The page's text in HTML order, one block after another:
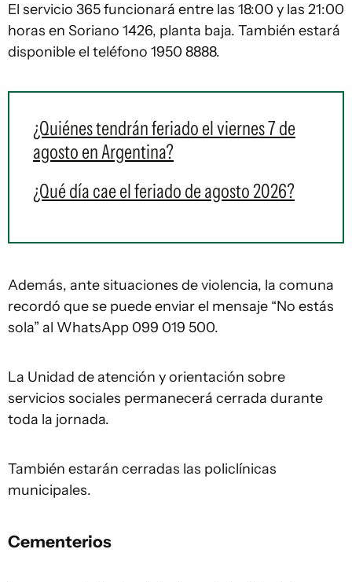
El servicio 365 funcionará entre las 18:00 y las 21:00
horas en Soriano 1426, planta baja. También estará
disponible el teléfono 1950 8888.
¿Quiénes tendrán feriado el viernes 7 de
agosto en Argentina?
¿Qué día cae el feriado de agosto 2026?
Además, ante situaciones de violencia, la comuna
recordó que se puede enviar el mensaje “No estás
sola” al WhatsApp 099 019 500.
La Unidad de atención y orientación sobre
servicios sociales permanecerá cerrada durante
toda la jornada.
También estarán cerradas las policlínicas
municipales.
Cementerios